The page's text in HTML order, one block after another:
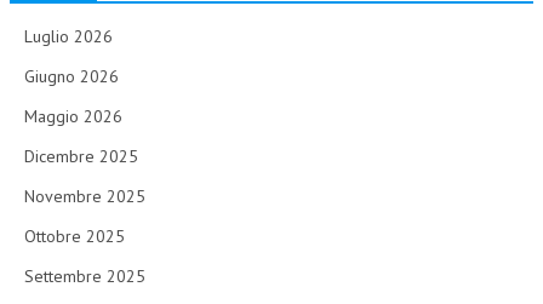
Luglio 2026
Giugno 2026
Maggio 2026
Dicembre 2025
Novembre 2025
Ottobre 2025
Settembre 2025